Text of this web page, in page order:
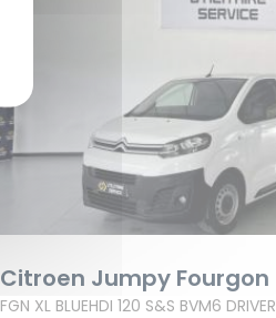
Citroen Jumpy Fourgon
FGN XL BLUEHDI 120 S&S BVM6 DRIVER